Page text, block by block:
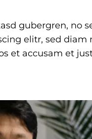
gubergren, no
elitr, sed
et accusam et